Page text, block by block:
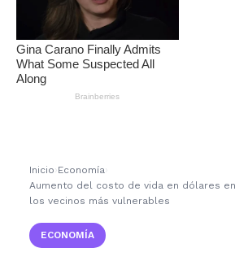
Inicio ›Economía›
Aumento del costo de vida en dólares
los vecinos más vulnerables
ECONOMÍA